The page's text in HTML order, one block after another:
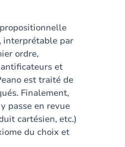
interprétable par
ordre,
et
est traité de
Finalement,
passe en revue
cartésien, etc.)
du choix et